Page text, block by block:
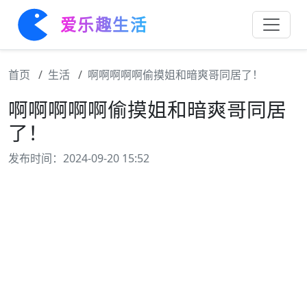
爱乐趣生活
首页 生活 啊啊啊啊啊偷摸姐和暗爽哥同居了！
啊啊啊啊啊偷摸姐和暗爽哥同居
了！
发布时间：2024-09-20 15:52